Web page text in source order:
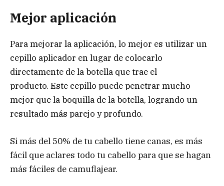
Mejor aplicación
Para mejorar la aplicación, lo mejor es utilizar un
cepillo aplicador en lugar de colocarlo
directamente de la botella que trae el
producto. Este cepillo puede penetrar mucho
mejor que la boquilla de la botella, logrando un
resultado más parejo y profundo.
Si más del 50% de tu cabello tiene canas, es más
fácil que aclares todo tu cabello para que se hagan
más fáciles de camuflajear.